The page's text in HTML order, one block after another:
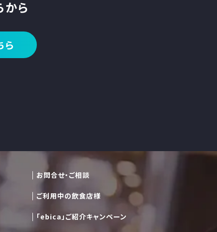
から
ら
お問合せ・ご相談
ご利用中の飲食店様
「ebica」ご紹介キャンペーン